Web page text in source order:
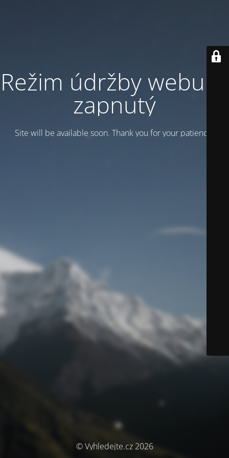
Režim údržby webu je
zapnutý
Site will be available soon. Thank you for your patience!
© Vyhledejte.cz 2026